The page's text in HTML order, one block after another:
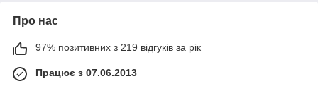
Про нас
97% позитивних з 219 відгуків за рік
Працює з 07.06.2013